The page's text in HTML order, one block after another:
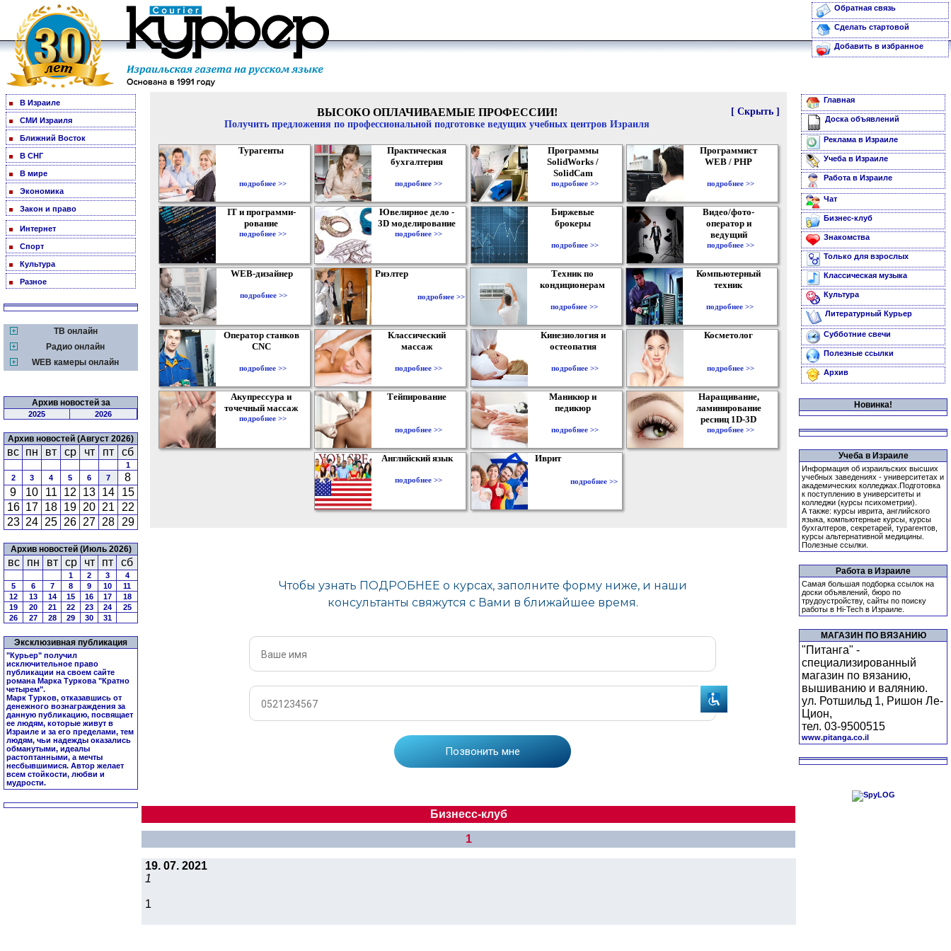
Обратная связь
Сделать стартовой
Добавить в избранное
В Израиле
СМИ Израиля
Ближний Восток
В СНГ
В мире
Экономика
Закон и право
Интернет
Спорт
Культура
Разное
ТВ онлайн
Радио онлайн
WEB камеры онлайн
Архив новостей за
2025 2026
Архив новостей (Август 2026)
вс пн вт ср чт пт сб
1
2
3 4 5 6 7
8
9
10 11 12 13 14
15
16 17 18 19 20 21
22
23 24 25 26 27 28 29
Архив новостей (Июль 2026)
вс пн вт ср чт пт сб
1 2 3
4
5
6 7 8 9 10
11
12
13 14 15 16 17
18
19
20 21 22 23 24
25
26
27 28 29 30 31
Эксклюзивная публикация
"Курьер" получил
исключительное право
публикации на своем сайте
романа Марка Туркова "Кратно
четырем".
Марк Турков, отказавшись от
денежного вознаграждения за
данную публикацию, посвящает
ее людям, которые живут в
Израиле и за его пределами, тем
людям, чьи надежды оказались
обманутыми, идеалы
растоптанными, а мечты
несбывшимися. Автор желает
всем стойкости, любви и
мудрости.
[ Скрыть ]
ВЫСОКО ОПЛАЧИВАЕМЫЕ ПРОФЕССИИ!
Получить предложения по профессиональной подготовке ведущих учебных центров Израиля
Турагенты
подробнее >>
Практическая
бухгалтерия
подробнее >>
Программы
SolidWorks /
SolidCam
подробнее >>
Программист
WEB / PHP
подробнее >>
IT и программи-
рование
подробнее >>
Ювелирное дело -
3D моделирование
подробнее >>
Биржевые
брокеры
подробнее >>
Видео/фото-
оператор и
ведущий
подробнее >>
WEB-дизайнер
подробнее >>
Риэлтер
подробнее >>
Техник по
кондиционерам
подробнее >>
Компьютерный
техник
подробнее >>
Оператор станков
CNC
подробнее >>
Классический
массаж
подробнее >>
Кинезиология и
остеопатия
подробнее >>
Косметолог
подробнее >>
Акупрессура и
точечный массаж
подробнее >>
Тейпирование
подробнее >>
Маникюр и
педикюр
подробнее >>
Наращивание,
ламинирование
ресниц 1D-3D
подробнее >>
Английский язык
подробнее >>
Иврит
подробнее >>
Бизнесс-клуб
1
19. 07. 2021
1
1
Главная
Доска объявлений
Реклама в Израиле
Учеба в Израиле
Работа в Израиле
Чат
Бизнес-клуб
Знакомства
Только для взрослых
Классическая музыка
Культура
Литературный Курьер
Субботние свечи
Полезные ссылки
Архив
Новинка!
Учеба в Израиле
Информация об израильских высших
учебных заведениях - университетах и
академических колледжах.Подготовка
к поступлению в университеты и
колледжи (курсы психометрии).
А также: курсы иврита, английского
языка, компьютерные курсы, курсы
бухгалтеров, секретарей, турагентов,
курсы альтернативной медицины.
Полезные ссылки.
Работа в Израиле
Самая большая подборка ссылок на
доски объявлений, бюро по
трудоустройству, сайты по поиску
работы в Hi-Tech в Израиле.
МАГАЗИН ПО ВЯЗАНИЮ
"Питанга" -
специализированный
магазин по вязанию,
вышиванию и валянию.
ул. Ротшильд 1, Ришон Ле-
Цион,
тел. 03-9500515
www.pitanga.co.il